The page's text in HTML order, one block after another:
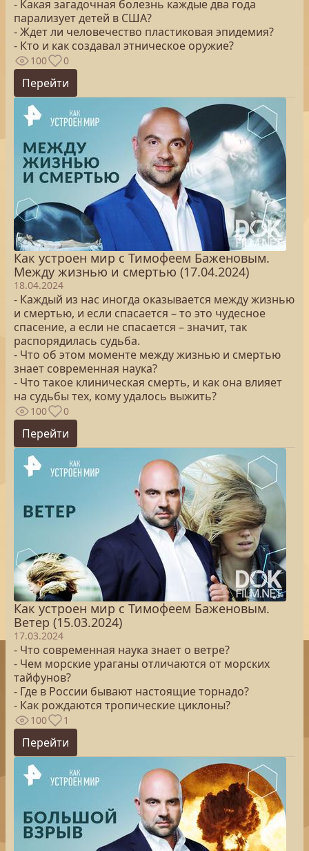
- Какая загадочная болезнь каждые два года
парализует детей в США?
- Ждет ли человечество пластиковая эпидемия?
- Кто и как создавал этническое оружие?
100 0
Перейти
Как устроен мир с Тимофеем Баженовым.
Между жизнью и смертью (17.04.2024)
18.04.2024
- Каждый из нас иногда оказывается между жизнью
и смертью, и если спасается – то это чудесное
спасение, а если не спасается – значит, так
распорядилась судьба.
- Что об этом моменте между жизнью и смертью
знает современная наука?
- Что такое клиническая смерть, и как она влияет
на судьбы тех, кому удалось выжить?
100 0
Перейти
Как устроен мир с Тимофеем Баженовым.
Ветер (15.03.2024)
17.03.2024
- Что современная наука знает о ветре?
- Чем морские ураганы отличаются от морских
тайфунов?
- Где в России бывают настоящие торнадо?
- Как рождаются тропические циклоны?
100 1
Перейти